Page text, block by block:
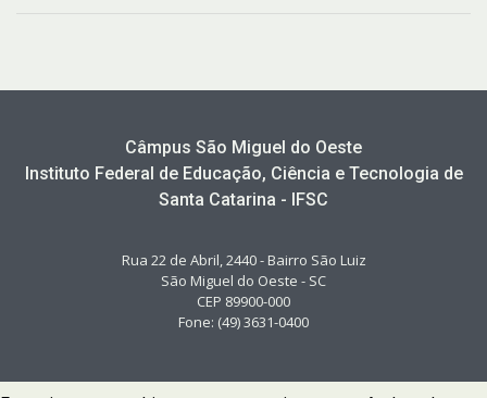
Câmpus São Miguel do Oeste
Instituto Federal de Educação, Ciência e Tecnologia de
Santa Catarina - IFSC
Rua 22 de Abril, 2440 - Bairro São Luiz
São Miguel do Oeste - SC
CEP 89900-000
Fone: (49) 3631-0400